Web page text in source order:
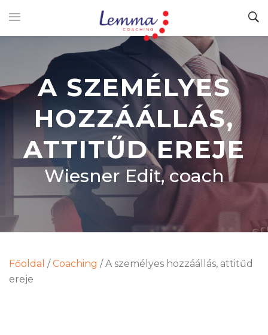
A SZEMÉLYES
HOZZÁÁLLÁS,
ATTITŰD EREJE
Wiesner Edit, coach
Főoldal / Coaching / A személyes hozzáállás, attitűd
ereje